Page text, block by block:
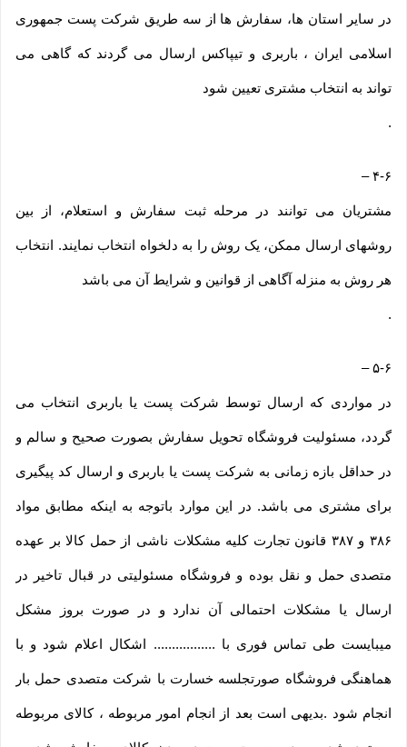
در سایر استان ها، سفارش ها از سه طریق شرکت پست جمهوری
اسلامی ایران ، باربری و تیپاکس ارسال می گردند که گاهی می
تواند به انتخاب مشتری تعیین شود
.
۴-۶–
مشتریان می توانند در مرحله ثبت سفارش و استعلام، از بین
روشهای ارسال ممکن، یک روش را به دلخواه انتخاب نمایند. انتخاب
هر روش به منزله آگاهی از قوانین و شرایط آن می باشد
.
۵-۶–
در مواردی که ارسال توسط شرکت پست یا باربری انتخاب می
گردد، مسئولیت فروشگاه تحویل سفارش بصورت صحیح و سالم و
در حداقل بازه زمانی به شرکت پست یا باربری و ارسال کد پیگیری
برای مشتری می باشد. در این موارد باتوجه به اینکه مطابق مواد
۳۸۶ و ۳۸۷ قانون تجارت کلیه مشکلات ناشی از حمل کالا بر عهده
متصدی حمل و نقل بوده و فروشگاه مسئولیتی در قبال تاخیر در
ارسال یا مشکلات احتمالی آن ندارد و در صورت بروز مشکل
میبایست طی تماس فوری با ................. اشکال اعلام شود و با
هماهنگی فروشگاه صورتجلسه خسارت با شرکت متصدی حمل بار
انجام شود .بدیهی است بعد از انجام امور مربوطه ، کالای مربوطه